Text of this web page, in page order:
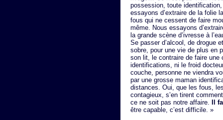
possession, toute identification,
essayons d’extraire de la folie
fous qui ne cessent de faire
même. Nous essayons
la grande scène d’ivresse à
Se passer d’alcool, de drogue
sobre, pour une vie de plus en
son lit, le contraire de faire une
identifications, ni le froid
couche, personne ne viendra
par une grosse maman
distances. Oui, que les fous,
contagieux, s’en tirent
ce ne soit pas notre affaire. Il
être capable, c’est difficile. »